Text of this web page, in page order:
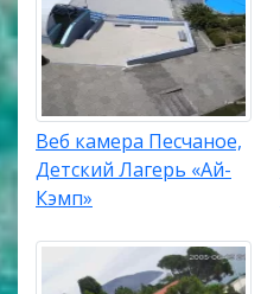
Веб камера Песчаное,
Детский Лагерь «Ай-
Кэмп»